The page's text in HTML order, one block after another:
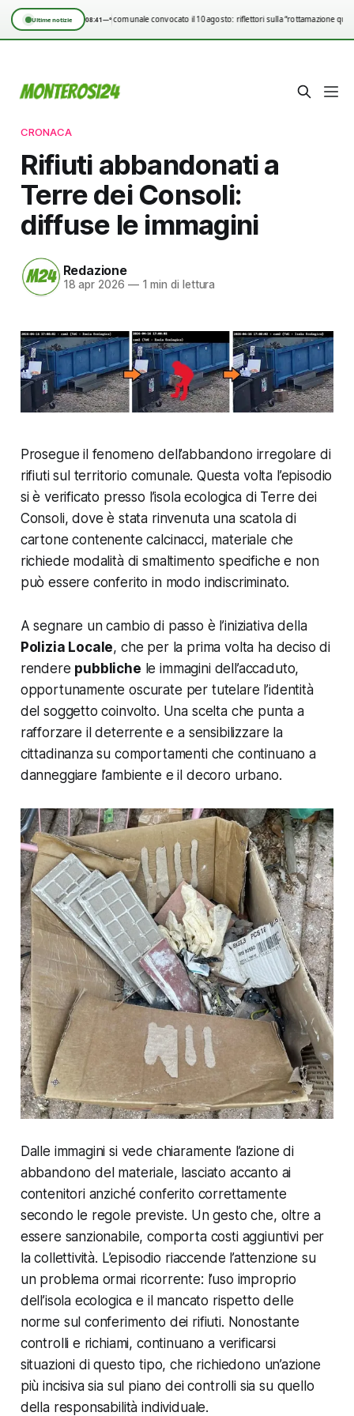
Ultime notizie 08:41—°
Consiglio comunale convocato il 10 agosto: riflettori sulla “rottamazione
CRONACA
Rifiuti abbandonati a
Terre dei Consoli:
diffuse le immagini
Redazione
18 apr 2026 —1 min di lettura
Prosegue il fenomeno dell’abbandono irregolare di
rifiuti sul territorio comunale. Questa volta l’episodio
si è verificato presso l’isola ecologica di Terre dei
Consoli, dove è stata rinvenuta una scatola di
cartone contenente calcinacci, materiale che
richiede modalità di smaltimento specifiche e non
può essere conferito in modo indiscriminato.
A segnare un cambio di passo è l’iniziativa della
Polizia Locale, che per la prima volta ha deciso di
rendere pubbliche le immagini dell’accaduto,
opportunamente oscurate per tutelare l’identità
del soggetto coinvolto. Una scelta che punta a
rafforzare il deterrente e a sensibilizzare la
cittadinanza su comportamenti che continuano a
danneggiare l’ambiente e il decoro urbano.
Dalle immagini si vede chiaramente l’azione di
abbandono del materiale, lasciato accanto ai
contenitori anziché conferito correttamente
secondo le regole previste. Un gesto che, oltre a
essere sanzionabile, comporta costi aggiuntivi per
la collettività. L’episodio riaccende l’attenzione su
un problema ormai ricorrente: l’uso improprio
dell’isola ecologica e il mancato rispetto delle
norme sul conferimento dei rifiuti. Nonostante
controlli e richiami, continuano a verificarsi
situazioni di questo tipo, che richiedono un’azione
più incisiva sia sul piano dei controlli sia su quello
della responsabilità individuale.